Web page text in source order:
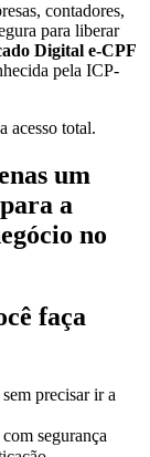
contadores,
para liberar
Digital e-CPF
pela ICP-
acesso total.
um
a
no
faça
precisar ir a
segurança